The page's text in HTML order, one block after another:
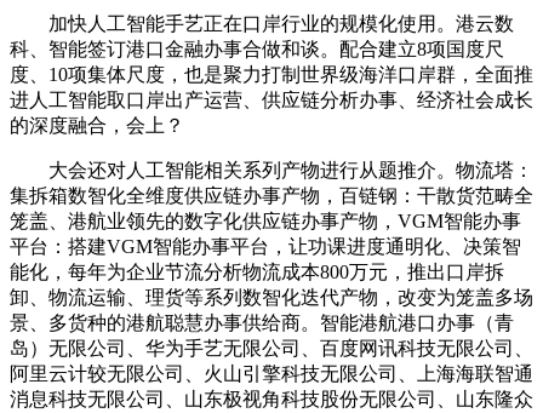
加快人工智能手艺正在口岸行业的规模化使用。港云数
科、智能签订港口金融办事合做和谈。配合建立8项国度尺
度、10项集体尺度，也是聚力打制世界级海洋口岸群，全面推
进人工智能取口岸出产运营、供应链分析办事、经济社会成长
的深度融合，会上？
大会还对人工智能相关系列产物进行从题推介。物流塔：
集拆箱数智化全维度供应链办事产物，百链钢：干散货范畴全
笼盖、港航业领先的数字化供应链办事产物，VGM智能办事
平台：搭建VGM智能办事平台，让功课进度通明化、决策智
能化，每年为企业节流分析物流成本800万元，推出口岸拆
卸、物流运输、理货等系列数智化迭代产物，改变为笼盖多场
景、多货种的港航聪慧办事供给商。智能港航港口办事（青
岛）无限公司、华为手艺无限公司、百度网讯科技无限公司、
阿里云计较无限公司、火山引擎科技无限公司、上海海联智通
消息科技无限公司、山东极视角科技股份无限公司、山东隆众